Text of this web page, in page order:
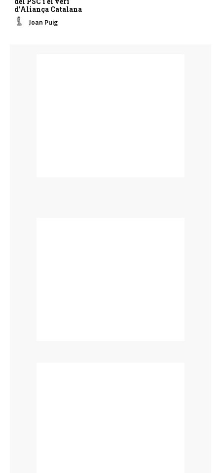
d’Aliança Catalana
Joan Puig